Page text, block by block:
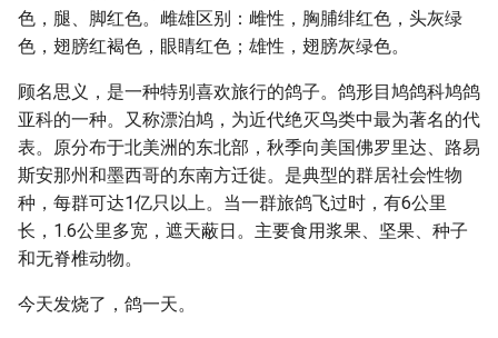
色，腿、脚红色。雌雄区别：雌性，胸脯绯红色，头灰绿
色，翅膀红褐色，眼睛红色；雄性，翅膀灰绿色。
顾名思义，是一种特别喜欢旅行的鸽子。鸽形目鸠鸽科鸠鸽
亚科的一种。又称漂泊鸠，为近代绝灭鸟类中最为著名的代
表。原分布于北美洲的东北部，秋季向美国佛罗里达、路易
斯安那州和墨西哥的东南方迁徙。是典型的群居社会性物
种，每群可达1亿只以上。当一群旅鸽飞过时，有6公里
长，1.6公里多宽，遮天蔽日。主要食用浆果、坚果、种子
和无脊椎动物。
今天发烧了，鸽一天。